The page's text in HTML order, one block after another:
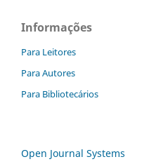
Informações
Para Leitores
Para Autores
Para Bibliotecários
Open Journal Systems